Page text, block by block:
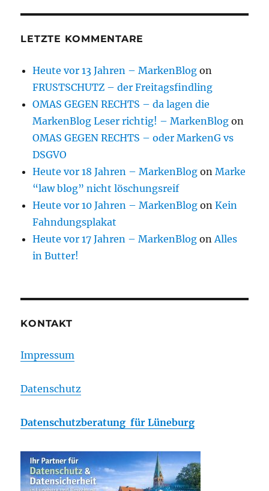
LETZTE KOMMENTARE
Heute vor 13 Jahren – MarkenBlog on
FRUSTSCHUTZ – der Freitagsfindling
OMAS GEGEN RECHTS – da lagen die
MarkenBlog Leser richtig! – MarkenBlog on
OMAS GEGEN RECHTS – oder MarkenG vs
DSGVO
Heute vor 18 Jahren – MarkenBlog onMarke
“law blog” nicht löschungsreif
Heute vor 10 Jahren – MarkenBlog onKein
Fahndungsplakat
Heute vor 17 Jahren – MarkenBlog onAlles
in Butter!
KONTAKT
Impressum
Datenschutz
Datenschutzberatung für Lüneburg